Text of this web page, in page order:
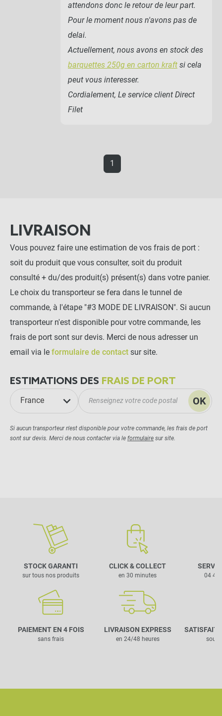
attendons donc le retour de leur part.
Pour le moment nous n'avons pas de
delai.
Actuellement, nous avons en stock des
barquettes 250g en carton kraft si cela
peut vous interesser.
Cordialement, Le service client Direct
Filet
1
LIVRAISON
Vous pouvez faire une estimation de vos frais de port :
soit du produit que vous consulter, soit du produit
consulté + du/des produit(s) présent(s) dans votre panier.
Le choix du transporteur se fera dans le tunnel de
commande, à l'étape "#3 MODE DE LIVRAISON". Si aucun
transporteur n'est disponible pour votre commande, les
frais de port sont sur devis. Merci de nous adresser un
email via le formulaire de contact sur site.
ESTIMATIONS DES FRAIS DE PORT
France OK
Si aucun transporteur n'est disponible pour votre commande, les frais de port
sont sur devis. Merci de nous contacter via le formulaire sur site.
STOCK GARANTI
sur tous nos produits
CLICK & COLLECT
en 30 minutes
PAIEMENT EN 4 FOIS
sans frais
LIVRAISON EXPRESS
en 24/48 heures
04 42
SATISFAIT
sous